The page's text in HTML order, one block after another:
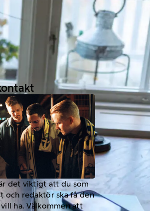
det viktigt att du som
och redaktör ska få den
ha. Välkommen att